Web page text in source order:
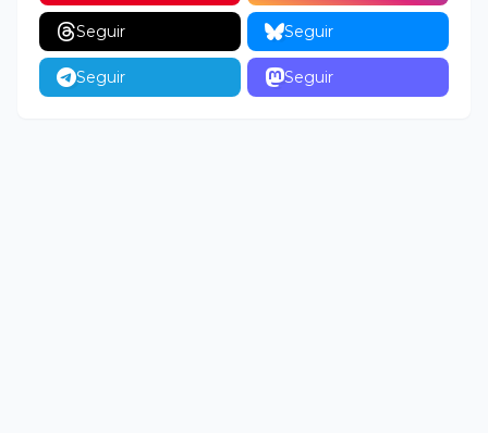
Seguir Seguir
Seguir Seguir